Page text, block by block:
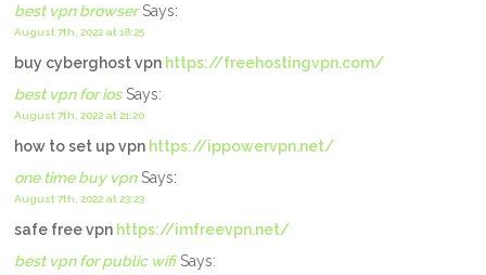
best vpn browserSays:
August 7th, 2022 at 18:25
buy cyberghost vpn https://freehostingvpn.com/
best vpn for iosSays:
August 7th, 2022 at 21:20
how to set up vpn https://ippowervpn.net/
one time buy vpnSays:
August 7th, 2022 at 23:23
safe free vpn https://imfreevpn.net/
best vpn for public wifiSays: